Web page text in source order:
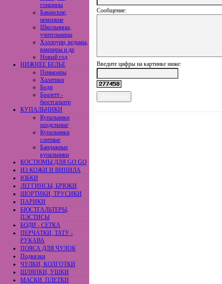
гонщицы
Баварские,
немецкие
Школьницы,
учительницы
Хэллоуин, ведьмы,
вампиры и др
Новый год
НИЖНЕЕ БЕЛЬЕ
Пеньюары
Халатики
Боди
Бралетт -
бюстгальтер
КУПАЛЬНИКИ
Купальники
раздельные
Купальники
слитные
Бандажные
купальники
КОСТЮМЫ ДЛЯ GO GO
ИЗ КОЖИ И ВИНИЛА
ЮБКИ
ЛЕГГИНСЫ, БРЮКИ
ШОРТИКИ, ТРУСИКИ
ПАРИКИ
БЮСТГАЛЬТЕРЫ,
ПЭСТИСЫ
БОДИ - СЕТКА
ПЕРЧАТКИ, ТАТУ -
РУКАВА
ПОЯСА ДЛЯ ЧУЛОК
Подвязки
ЧУЛКИ, КОЛГОТКИ
ШЛЯПКИ, УШКИ
МАСКИ. ПЛЕТКИ
Сообщение:
Введите цифры на картинке ниже: